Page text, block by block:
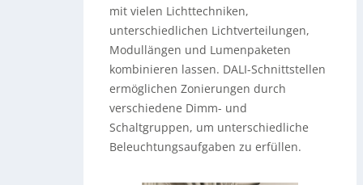
mit vielen Lichttechniken,
unterschiedlichen Lichtverteilungen,
Modullängen und Lumenpaketen
kombinieren lassen. DALI-Schnittstellen
ermöglichen Zonierungen durch
verschiedene Dimm- und
Schaltgruppen, um unterschiedliche
Beleuchtungsaufgaben zu erfüllen.